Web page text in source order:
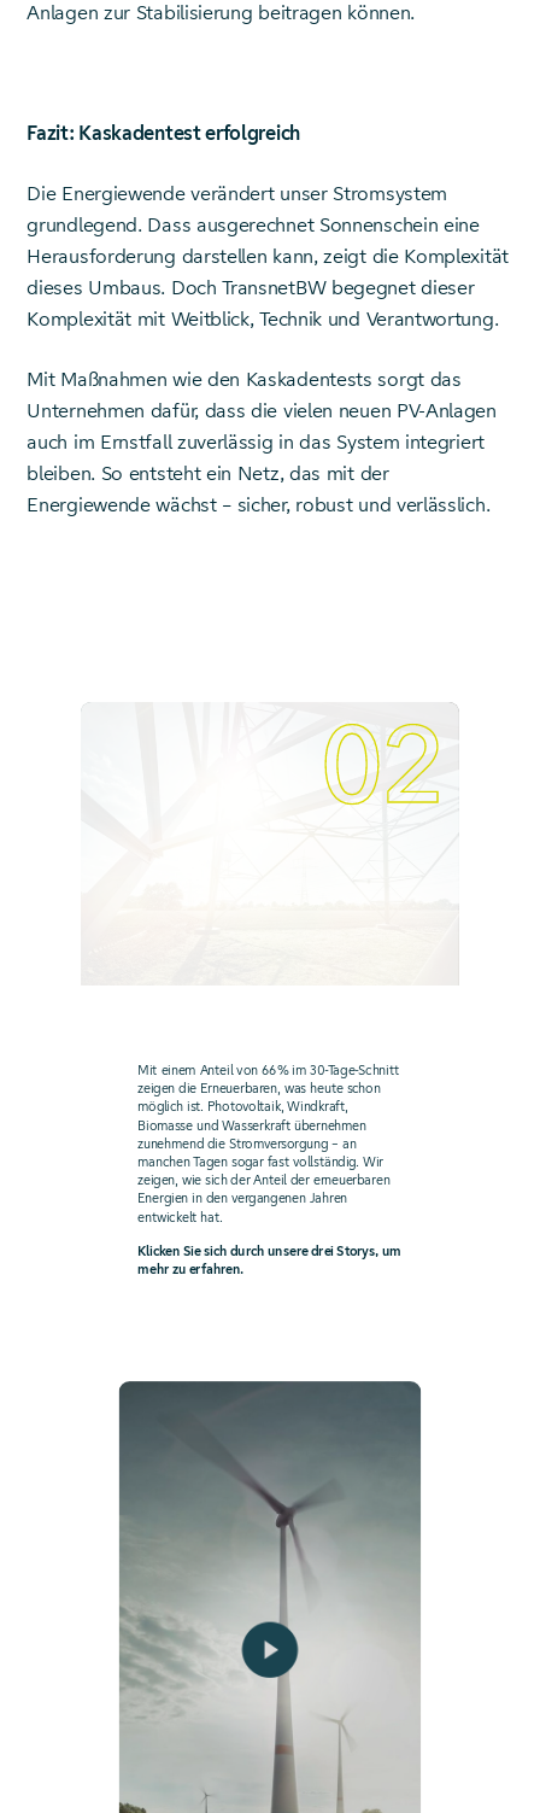
Anlagen zur Stabilisierung beitragen können.
Fazit: Kaskadentest erfolgreich
Die Energiewende verändert unser Stromsystem
grundlegend. Dass ausgerechnet Sonnenschein eine
Herausforderung darstellen kann, zeigt die Komplexität
dieses Umbaus. Doch TransnetBW begegnet dieser
Komplexität mit Weitblick, Technik und Verantwortung.
Mit Maßnahmen wie den Kaskadentests sorgt das
Unternehmen dafür, dass die vielen neuen PV-Anlagen
auch im Ernstfall zuverlässig in das System integriert
bleiben. So entsteht ein Netz, das mit der
Energiewende wächst – sicher, robust und verlässlich.
Mit einem Anteil von 66 % im 30-Tage-Schnitt
zeigen die Erneuerbaren, was heute schon
möglich ist. Photovoltaik, Windkraft,
Biomasse und Wasserkraft übernehmen
zunehmend die Stromversorgung – an
manchen Tagen sogar fast vollständig. Wir
zeigen, wie sich der Anteil der erneuerbaren
Energien in den vergangenen Jahren
entwickelt hat.
Klicken Sie sich durch unsere drei Storys, um
mehr zu erfahren.